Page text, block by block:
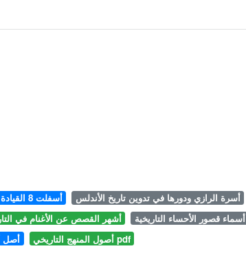
أسفلت 8 القيادة الهوائية تاريخ الإصدار الأولي
أسرة الرازي ودورها في تدوين تاريخ الأندلس
أشهر القصص عن الأغنام في
أسماء قصور الأحساء التاريخية
أصل
أصول المنهج التاريخي pdf